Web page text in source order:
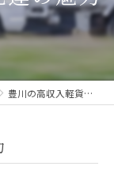
豊川の高収入軽貨物配達の魅力